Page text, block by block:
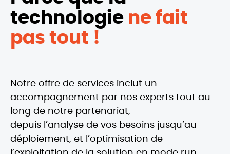
technologie ne fait
pas tout !
Notre offre de services inclut un
accompagnement par nos experts tout au
long de notre partenariat,
depuis l’analyse de vos besoins jusqu’au
déploiement, et l’optimisation de